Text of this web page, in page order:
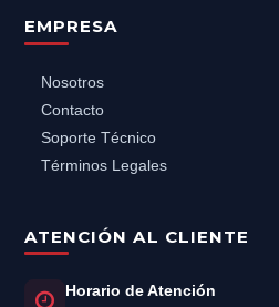
EMPRESA
Nosotros
Contacto
Soporte Técnico
Términos Legales
ATENCIÓN AL CLIENTE
Horario de Atención